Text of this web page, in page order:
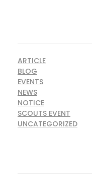
ARTICLE
BLOG
EVENTS
NEWS
NOTICE
SCOUTS EVENT
UNCATEGORIZED